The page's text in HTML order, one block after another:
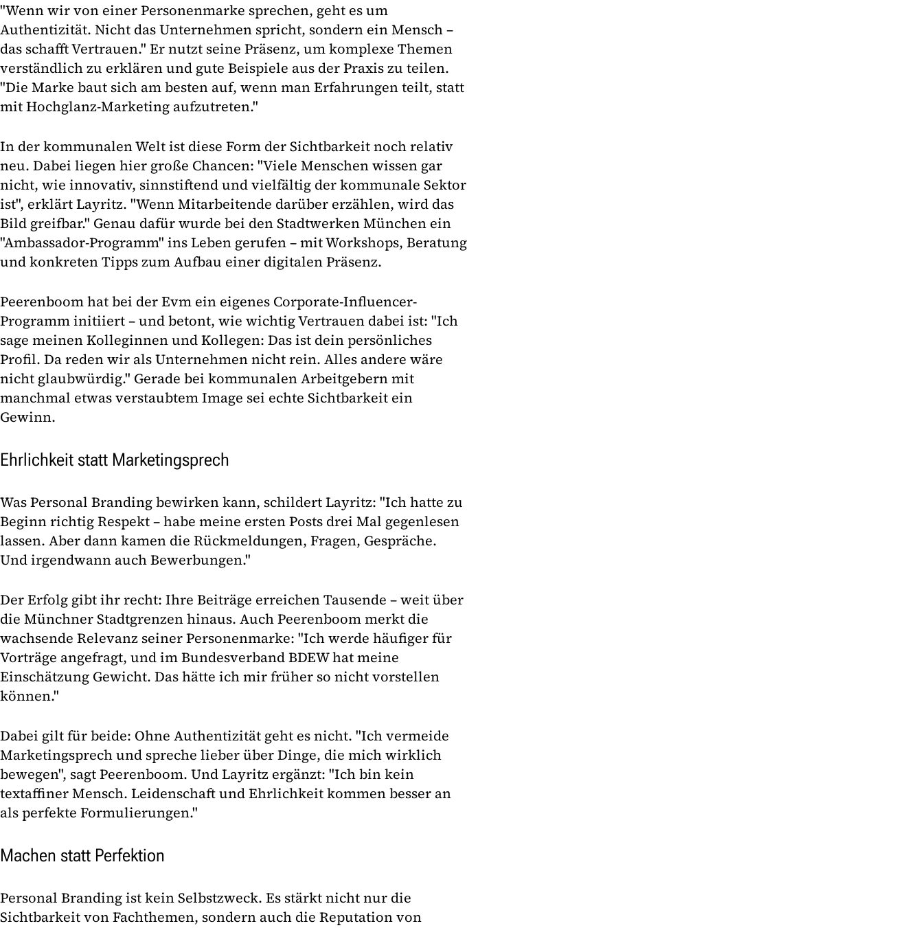
"Wenn wir von einer Personenmarke sprechen, geht es um
Authentizität. Nicht das Unternehmen spricht, sondern ein Mensch –
das schafft Vertrauen." Er nutzt seine Präsenz, um komplexe Themen
verständlich zu erklären und gute Beispiele aus der Praxis zu teilen.
"Die Marke baut sich am besten auf, wenn man Erfahrungen teilt, statt
mit Hochglanz-Marketing aufzutreten."
In der kommunalen Welt ist diese Form der Sichtbarkeit noch relativ
neu. Dabei liegen hier große Chancen: "Viele Menschen wissen gar
nicht, wie innovativ, sinnstiftend und vielfältig der kommunale Sektor
ist", erklärt Layritz. "Wenn Mitarbeitende darüber erzählen, wird das
Bild greifbar." Genau dafür wurde bei den Stadtwerken München ein
"Ambassador-Programm" ins Leben gerufen – mit Workshops, Beratung
und konkreten Tipps zum Aufbau einer digitalen Präsenz.
Peerenboom hat bei der Evm ein eigenes Corporate-Influencer-
Programm initiiert – und betont, wie wichtig Vertrauen dabei ist: "Ich
sage meinen Kolleginnen und Kollegen: Das ist dein persönliches
Profil. Da reden wir als Unternehmen nicht rein. Alles andere wäre
nicht glaubwürdig." Gerade bei kommunalen Arbeitgebern mit
manchmal etwas verstaubtem Image sei echte Sichtbarkeit ein
Gewinn.
Ehrlichkeit statt Marketingsprech
Was Personal Branding bewirken kann, schildert Layritz: "Ich hatte zu
Beginn richtig Respekt – habe meine ersten Posts drei Mal gegenlesen
lassen. Aber dann kamen die Rückmeldungen, Fragen, Gespräche.
Und irgendwann auch Bewerbungen."
Der Erfolg gibt ihr recht: Ihre Beiträge erreichen Tausende – weit über
die Münchner Stadtgrenzen hinaus. Auch Peerenboom merkt die
wachsende Relevanz seiner Personenmarke: "Ich werde häufiger für
Vorträge angefragt, und im Bundesverband BDEW hat meine
Einschätzung Gewicht. Das hätte ich mir früher so nicht vorstellen
können."
Dabei gilt für beide: Ohne Authentizität geht es nicht. "Ich vermeide
Marketingsprech und spreche lieber über Dinge, die mich wirklich
bewegen", sagt Peerenboom. Und Layritz ergänzt: "Ich bin kein
textaffiner Mensch. Leidenschaft und Ehrlichkeit kommen besser an
als perfekte Formulierungen."
Machen statt Perfektion
Personal Branding ist kein Selbstzweck. Es stärkt nicht nur die
Sichtbarkeit von Fachthemen, sondern auch die Reputation von